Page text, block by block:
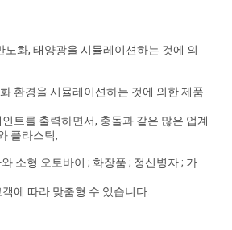
노화, 태양광을 시뮬레이션하는 것에 의
환경을 시뮬레이션하는 것에 의한 제품
트를 출력하면서, 충돌과 같은 많은 업계
플라스틱,
소형 오토바이 ; 화장품 ; 정신병자 ; 가
에 따라 맞춤형 수 있습니다.